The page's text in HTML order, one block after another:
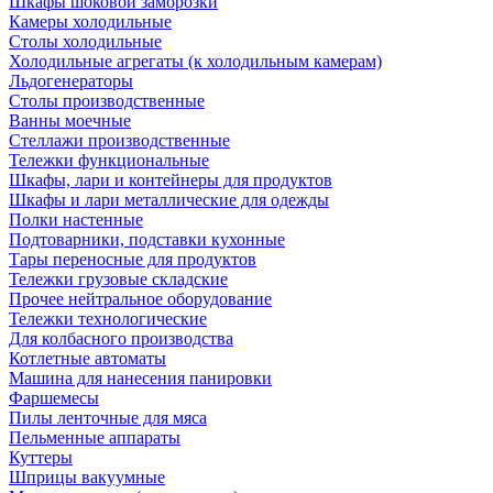
Камеры холодильные
Столы холодильные
Холодильные агрегаты (к холодильным камерам)
Льдогенераторы
Столы производственные
Ванны моечные
Стеллажи производственные
Тележки функциональные
Шкафы, лари и контейнеры для продуктов
Шкафы и лари металлические для одежды
Полки настенные
Подтоварники, подставки кухонные
Тары переносные для продуктов
Тележки грузовые складские
Прочее нейтральное оборудование
Тележки технологические
Для колбасного производства
Котлетные автоматы
Машина для нанесения панировки
Фаршемесы
Пилы ленточные для мяса
Пельменные аппараты
Куттеры
Шприцы вакуумные